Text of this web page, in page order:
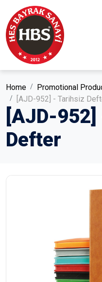
Home Promotional
[AJD-952] - Tarihsiz
[AJD-
Defter